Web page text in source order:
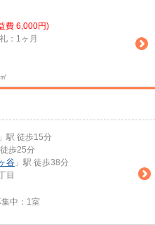
費 6,000円)
：1ヶ月
」駅 徒歩15分
徒歩25分
谷 」駅 徒歩38分
目
中： 1室